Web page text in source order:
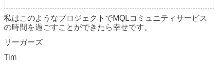
私はこのようなプロジェクトでMQLコミュニティサービス
の時間を過ごすことができたら幸せです。
リーガーズ
Tim